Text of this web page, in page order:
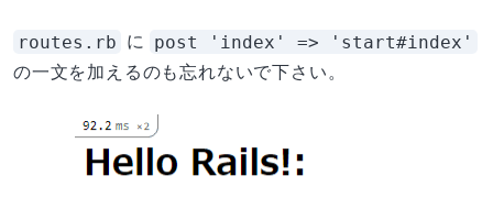
routes.rb に post 'index' => 'start#index'
の一文を加えるのも忘れないで下さい。